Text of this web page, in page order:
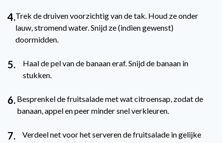
4.Trek de druiven voorzichtig van de tak. Houd ze onder
lauw, stromend water. Snijd ze (indien gewenst)
doormidden.
5.
Haal de pel van de banaan eraf. Snijd de banaan in
stukken.
6. Besprenkel de fruitsalade met wat citroensap, zodat de
banaan, appel en peer minder snel verkleuren.
7.
Verdeel net voor het serveren de fruitsalade in gelijke